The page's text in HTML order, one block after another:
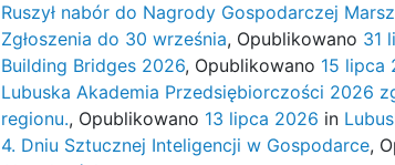
Ruszył nabór do Nagrody Gospodarczej
Zgłoszenia do 30 września, Opublikowano 31
Building Bridges 2026, Opublikowano 15 lipca
Lubuska Akademia Przedsiębiorczości 2026
regionu., Opublikowano 13 lipca 2026 in
4. Dniu Sztucznej Inteligencji w Gospodarce,